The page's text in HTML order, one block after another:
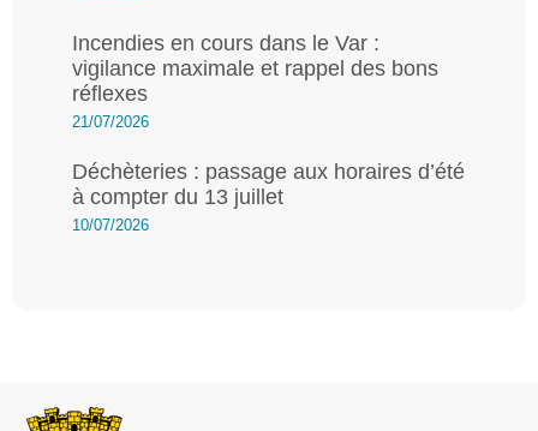
Incendies en cours dans le Var :
vigilance maximale et rappel des bons
réflexes
21/07/2026
Déchèteries : passage aux horaires d’été
à compter du 13 juillet
10/07/2026